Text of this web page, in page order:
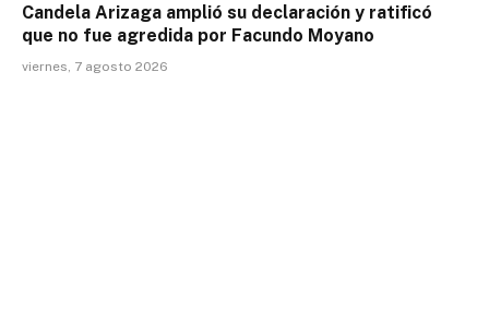
Candela Arizaga amplió su declaración y ratificó
que no fue agredida por Facundo Moyano
viernes, 7 agosto 2026